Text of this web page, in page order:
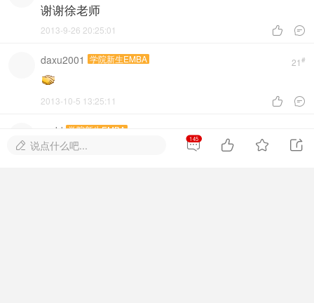
谢谢徐老师
 
2013-9-26 20:25:01
21 #
daxu2001 学院新生EMBA
 
2013-10-5 13:25:11
nodd 学院新生EMBA
O(∩_∩)O谢谢徐老师
 说点什么吧... 
145   